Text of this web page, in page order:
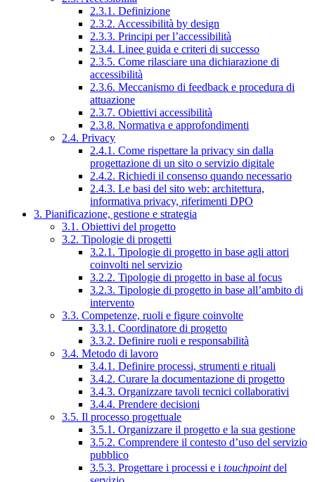
2.3.1. Definizione
2.3.2. Accessibilità by design
2.3.3. Principi per l’accessibilità
2.3.4. Linee guida e criteri di successo
2.3.5. Come rilasciare una dichiarazione di
accessibilità
2.3.6. Meccanismo di feedback e procedura di
attuazione
2.3.7. Obiettivi accessibilità
2.3.8. Normativa e approfondimenti
2.4. Privacy
2.4.1. Come rispettare la privacy sin dalla
progettazione di un sito o servizio digitale
2.4.2. Richiedi il consenso quando necessario
2.4.3. Le basi del sito web: architettura,
informativa privacy, riferimenti DPO
3. Pianificazione, gestione e strategia
3.1. Obiettivi del progetto
3.2. Tipologie di progetti
3.2.1. Tipologie di progetto in base agli attori
coinvolti nel servizio
3.2.2. Tipologie di progetto in base al focus
3.2.3. Tipologie di progetto in base all’ambito di
intervento
3.3. Competenze, ruoli e figure coinvolte
3.3.1. Coordinatore di progetto
3.3.2. Definire ruoli e responsabilità
3.4. Metodo di lavoro
3.4.1. Definire processi, strumenti e rituali
3.4.2. Curare la documentazione di progetto
3.4.3. Organizzare tavoli tecnici collaborativi
3.4.4. Prendere decisioni
3.5. Il processo progettuale
3.5.1. Organizzare il progetto e la sua gestione
3.5.2. Comprendere il contesto d’uso del servizio
pubblico
3.5.3. Progettare i processi e i touchpointdel